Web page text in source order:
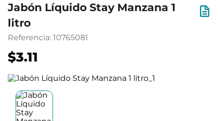
Jabón Líquido Stay Manzana 1
litro
Referencia: 10765081
$3.11